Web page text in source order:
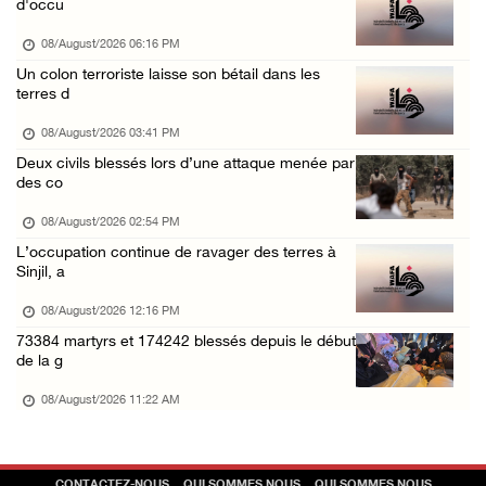
Des colons attaquent des maisons palestinien ...
07/August/2026 07:27 PM
d'occu
08/August/2026 06:16 PM
Un colon terroriste laisse son bétail dans les
terres d
08/August/2026 03:41 PM
Deux civils blessés lors d’une attaque menée par
des co
08/August/2026 02:54 PM
L’occupation continue de ravager des terres à
Sinjil, a
08/August/2026 12:16 PM
73384 martyrs et 174242 blessés depuis le début
de la g
08/August/2026 11:22 AM